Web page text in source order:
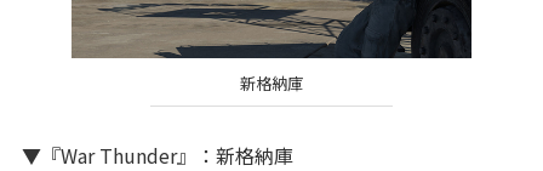
新格納庫
▼『War Thunder』：新格納庫